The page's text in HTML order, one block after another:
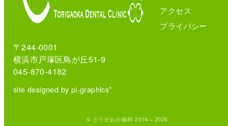
〒244-0001
横浜市戸塚区鳥が丘51-9
045-870-4182
site designed by pi-graphics*
アクセス
プライバシー
© とりがおか歯科 2014 – 2026